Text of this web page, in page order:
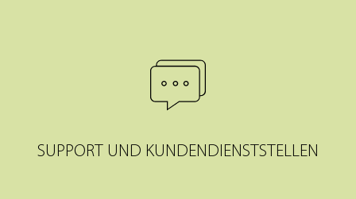
SUPPORT UND KUNDENDIENSTSTELLEN